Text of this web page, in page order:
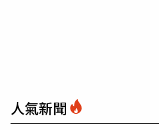
人氣新聞